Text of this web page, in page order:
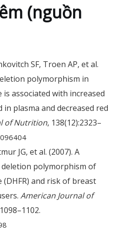
(nguồn
SF, Troen AP, et al.
polymorphism in
associated with increased
plasma and decreased red
of Nutrition, 138(12):2323–
JG, et al. (2007). A
polymorphism of
and risk of breast
American Journal of